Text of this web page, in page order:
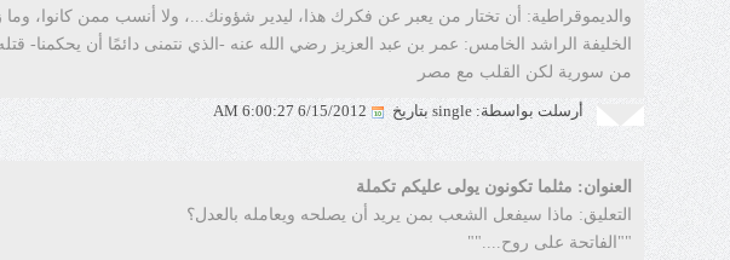
والديموقراطية: أن تختار من يعبر عن فكرك هذا، ليدير شؤونك...، ولا أنسب ممن كانوا، وما
الخليفة الراشد الخامس: عمر بن عبد العزيز رضي الله عنه -الذي نتمنى دائمًا أن يحكمنا-
من سورية لكن القلب مع مصر
أرسلت بواسطة: single بتاريخ 6/15/2012 6:00:27 AM
العنوان: مثلما تكونون يولى عليكم تكملة
التعليق: ماذا سيفعل الشعب بمن يريد أن يصلحه ويعامله بالعدل؟
""الفاتحة على روح....""